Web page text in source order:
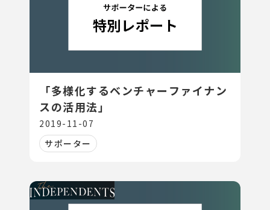
「多様化するベンチャーファイナン
スの活用法」
2019-11-07
サポーター